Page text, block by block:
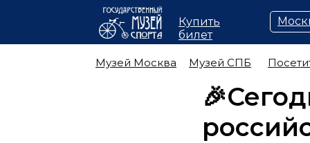
Музей Москва Музей СПБ
Купить
билет